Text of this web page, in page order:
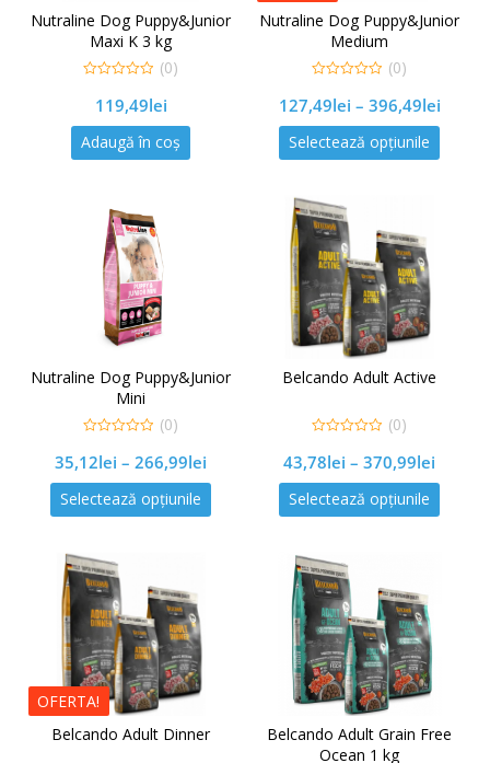
Nutraline Dog Puppy&Junior
Maxi K 3 kg
out
5
(0)
119,49lei
Adaugă în coș
Nutraline Dog Puppy&Junior
Medium
out
of
5
(0)
127,49lei – 396,49lei
Selectează opțiunile
Nutraline Dog Puppy&Junior
Mini
out
of
5
(0)
35,12lei – 266,99lei
Selectează opțiunile
Belcando Adult Active
out
of
5
(0)
43,78lei – 370,99lei
Selectează opțiunile
OFERTA!
Belcando Adult Dinner
Belcando Adult Grain Free
Ocean 1 kg